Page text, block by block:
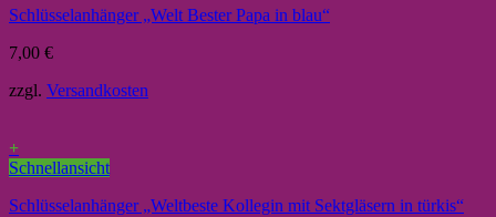
Schlüsselanhänger „Welt Bester Papa in blau“
7,00 €
zzgl. Versandkosten
+
Schnellansicht
Schlüsselanhänger „Weltbeste Kollegin mit Sektgläsern in türkis“